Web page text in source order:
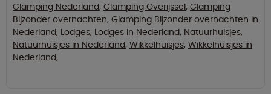
Glamping Nederland, Glamping Overijssel, Glamping
Bijzonder overnachten, Glamping Bijzonder overnachten in
Nederland, Lodges, Lodges in Nederland, Natuurhuisjes,
Natuurhuisjes in Nederland, Wikkelhuisjes, Wikkelhuisjes in
Nederland,